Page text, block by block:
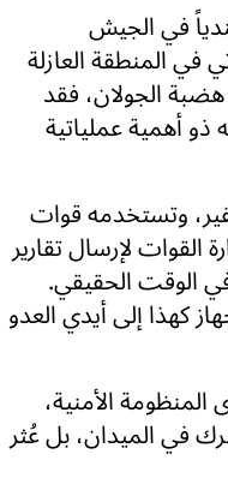
بأن جندياً في الجيش
في المنطقة العازلة
الجولان، فقد
أهمية عملياتية
وتستخدمه قوات
القوات لإرسال تقارير
الوقت الحقيقي.
كهذا إلى أيدي العدو
الأمنية،
في الميدان، بل عُثر